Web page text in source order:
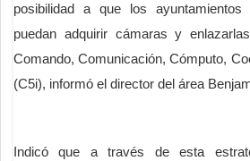
posibilidad a que los
puedan adquirir cámaras y
Comando, Comunicación, Cómputo,
(C5i), informó el director del área
Indicó que a través de esta